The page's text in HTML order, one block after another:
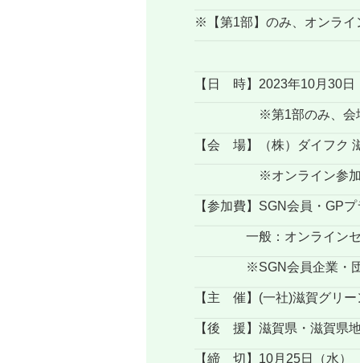
※【第1部】のみ、オンライ
【日 時】2023年10月30日
※第1部のみ、会場とオ
【会 場】（株）ダイフク
※オンライン参加者に
【参加費】SGN会員・GP
一般：オンラインセミ
※SGN会員企業・団体
【主 催】(一社)滋賀グリ
【後 援】滋賀県・滋賀県
【締 切】10月25日（水）